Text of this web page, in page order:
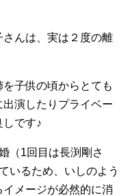
んは、実は２度の離
子供の頃からとても
演したりプライベー
しです♪
（1回目は長渕剛さ
いるため、いしのよう
メージが必然的に消